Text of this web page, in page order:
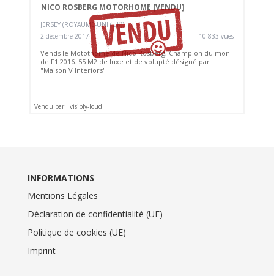
NICO ROSBERG MOTORHOME[VENDU]
JERSEY (ROYAUME-UNI (UK))
2 décembre 2017
10 833 vues
Vends le Motothome de Nico Rosberg, Champion du mon
de F1 2016. 55 M2 de luxe et de volupté désigné par
"Maison V Interiors"
Vendu par : visibly-loud
INFORMATIONS
Mentions Légales
Déclaration de confidentialité (UE)
Politique de cookies (UE)
Imprint